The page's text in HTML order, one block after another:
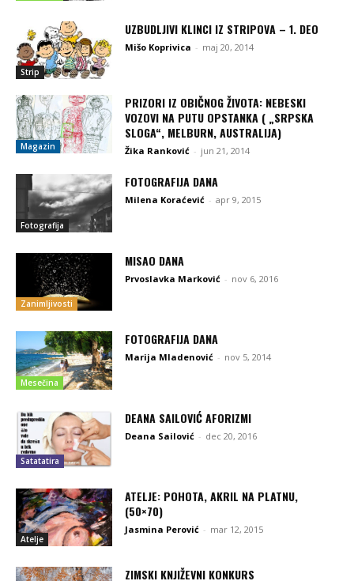
Strip
UZBUDLJIVI KLINCI IZ STRIPOVA – 1. DEO
Mišo Koprivica - maj 20, 2014
Magazin
PRIZORI IZ OBIČNOG ŽIVOTA: NEBESKI
VOZOVI NA PUTU OPSTANKA ( „SRPSKA
SLOGA“, MELBURN, AUSTRALIJA)
Žika Ranković - jun 21, 2014
Fotografija
FOTOGRAFIJA DANA
Milena Koraćević - apr 9, 2015
Zanimljivosti
MISAO DANA
Prvoslavka Marković - nov 6, 2016
Mesečina
FOTOGRAFIJA DANA
Marija Mladenović - nov 5, 2014
Satatatira
DEANA SAILOVIĆ AFORIZMI
Deana Sailović - dec 20, 2016
Atelje
ATELJE: POHOTA, AKRIL NA PLATNU,
(50×70)
Jasmina Perović - mar 12, 2015
ZIMSKI KNJIŽEVNI KONKURS